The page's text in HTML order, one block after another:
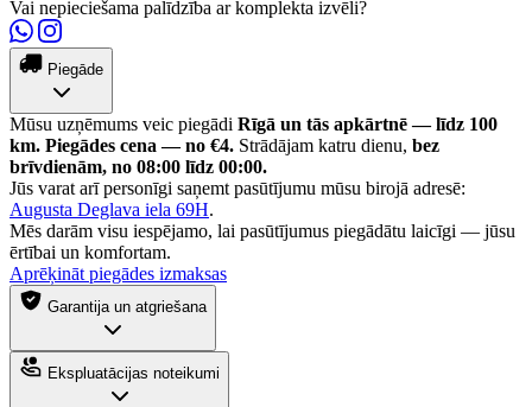
Vai nepieciešama palīdzība ar komplekta izvēli?
Piegāde
Mūsu uzņēmums veic piegādi Rīgā un tās apkārtnē — līdz 100
km. Piegādes cena — no €4. Strādājam katru dienu, bez
brīvdienām, no 08:00 līdz 00:00.
Jūs varat arī personīgi saņemt pasūtījumu mūsu birojā adresē:
Augusta Deglava iela 69H.
Mēs darām visu iespējamo, lai pasūtījumus piegādātu laicīgi — jūsu
ērtībai un komfortam.
Aprēķināt piegādes izmaksas
Garantija un atgriešana
Ekspluatācijas noteikumi